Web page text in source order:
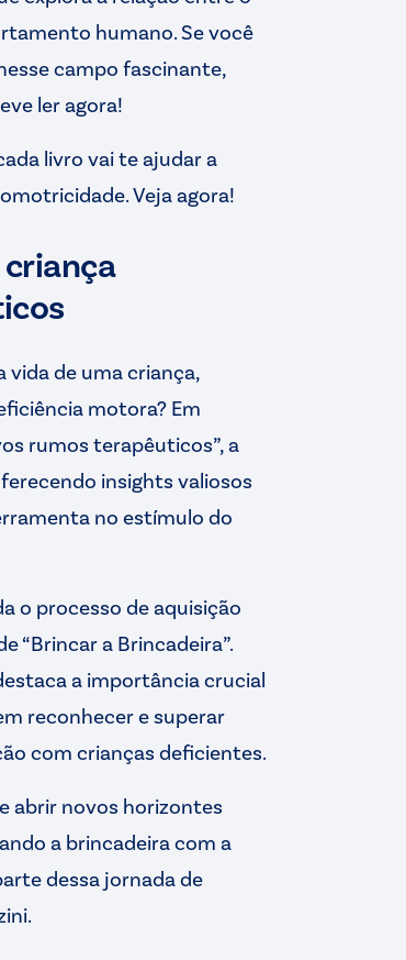
humano. Se você
campo fascinante,
ler agora!
livro vai te ajudar a
Veja agora!
de uma criança,
motora? Em
rumos terapêuticos”, a
insights valiosos
no estímulo do
o processo de aquisição
“Brincar a Brincadeira”.
a importância crucial
reconhecer e superar
com crianças deficientes.
abrir novos horizontes
a brincadeira com a
dessa jornada de